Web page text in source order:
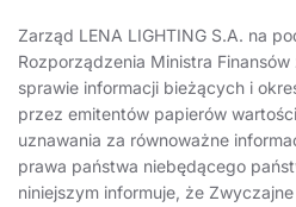
Zarząd LENA LIGHTING S.A. na
Rozporządzenia Ministra
sprawie informacji bieżących i
przez emitentów papierów
uznawania za równoważne
prawa państwa niebędącego
niniejszym informuje, że